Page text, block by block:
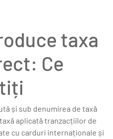
taxa
Ce
și sub denumirea de taxă
taxă aplicată tranzacțiilor de
cu carduri internaționale și